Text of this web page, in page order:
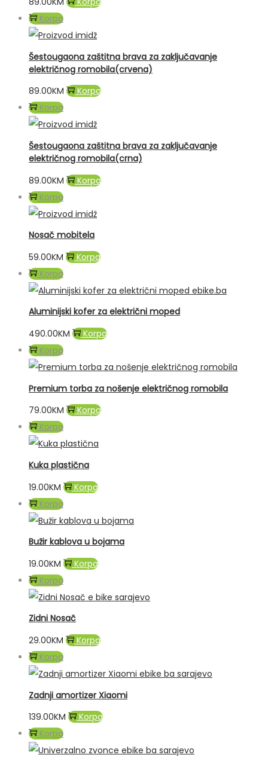
Korpa
Šestougaona zaštitna brava za zaključavanje
električnog romobila(crvena)
89.00KM
Korpa
Korpa
Šestougaona zaštitna brava za zaključavanje
električnog romobila(crna)
89.00KM
Korpa
Korpa
Nosač mobitela
59.00KM
Korpa
Korpa
Aluminijski kofer za električni moped
490.00KM
Korpa
Korpa
Premium torba za nošenje električnog romobila
79.00KM
Korpa
Korpa
Kuka plastična
19.00KM
Korpa
Korpa
Bužir kablova u bojama
19.00KM
Korpa
Korpa
Zidni Nosač
29.00KM
Korpa
Korpa
Zadnji amortizer Xiaomi
139.00KM
Korpa
Korpa